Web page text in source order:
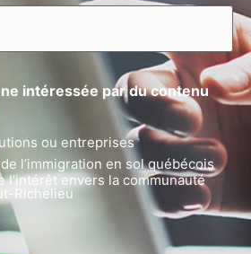
intéressée par du contenu
ou entreprises
l’immigration en sol québécois
l’intérêt envers la communauté
Richelieu